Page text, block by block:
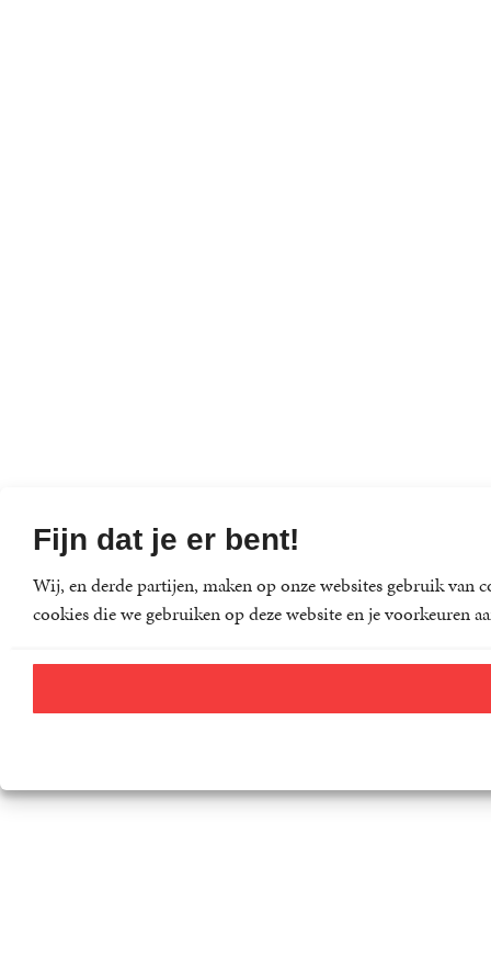
Fijn dat je er bent!
Wij, en derde partijen, maken op onze websites gebruik van
cookies die we gebruiken op deze website en je voorkeuren